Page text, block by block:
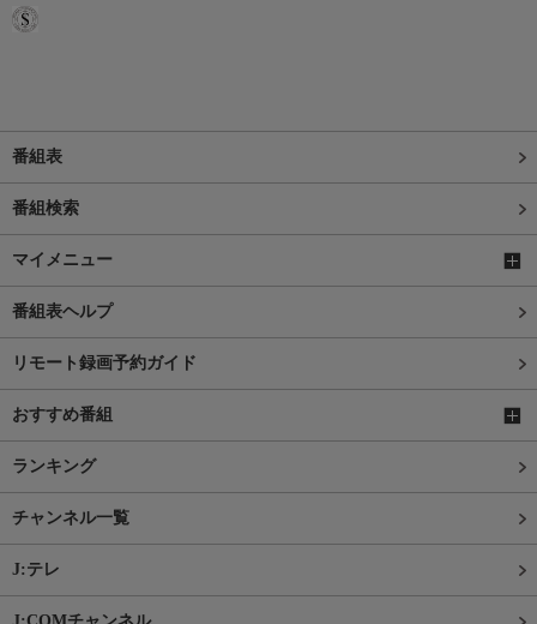
番組表
番組検索
マイメニュー
番組表ヘルプ
リモート録画予約ガイド
おすすめ番組
ランキング
チャンネル一覧
J:テレ